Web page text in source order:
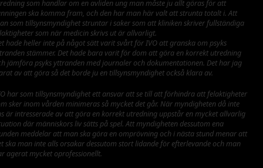
som handlar om en avliden ung man måste ju allt göras för att
ska komma fram, och den har man här valt att strunta totalt i. Att
som tillsynsmyndighet struntar i saker som att kliniken skriver fullständiga
som när medicin skrivs ut är allvarligt.
hade heller inte på något sätt varit svårt för IVO att granska om psyks
stämmer. Det hade bara varit för dom att göra en korrekt utredning
jämföra psyks yttranden med journaler och dokumentationen. Det har jag
av att göra så det borde ju en tillsynsmyndighet också klara av.
har som tillsynsmyndighet ett ansvar att se till att förhindra att felaktigheter
sker inom vården minimeras så mycket det går. När myndigheten då inte
är intresserade av att göra en korrekt utredning uppstår en mycket allvarlig
där människors liv sätts på spel. Att myndigheten dessutom ena
meddelar att man ska göra en omprövning och i nästa stund menar att
ska man inte alls orsakar dessutom stort lidande för efterlevande och man
agerat mycket oprofessionellt.